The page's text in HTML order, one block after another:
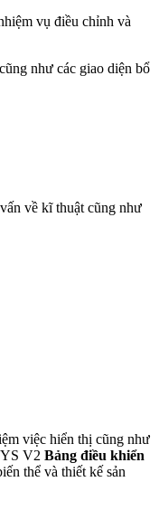
vụ điều chỉnh và
như các giao diện bổ
về kĩ thuật cũng như
việc hiển thị cũng như
V2 Bảng điều khiển
thể và thiết kế sản